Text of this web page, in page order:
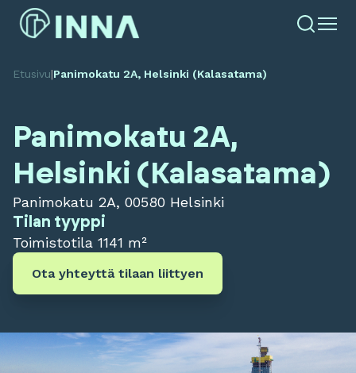
Etusivu|Panimokatu 2A, Helsinki (Kalasatama)
Panimokatu 2A,
Helsinki (Kalasatama)
Panimokatu 2A, 00580 Helsinki
Tilan tyyppi
Toimistotila 1141 m²
Ota yhteyttä tilaan liittyen